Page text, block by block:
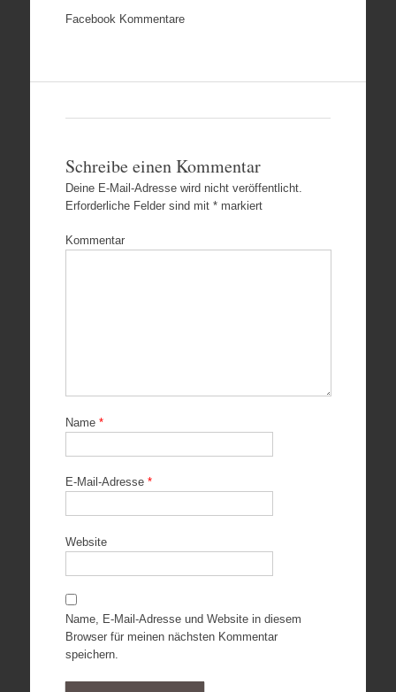
Facebook Kommentare
Schreibe einen Kommentar
Deine E-Mail-Adresse wird nicht veröffentlicht.
Erforderliche Felder sind mit *markiert
Kommentar
Name *
E-Mail-Adresse *
Website
Name, E-Mail-Adresse und Website in diesem
Browser für meinen nächsten Kommentar
speichern.